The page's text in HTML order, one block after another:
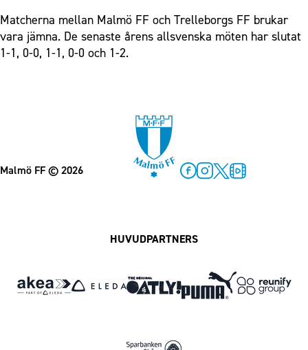
Matcherna mellan Malmö FF och Trelleborgs FF brukar
vara jämna. De senaste årens allsvenska möten har slutat
1-1, 0-0, 1-1, 0-0 och 1-2.
Malmö FF© 2026
HUVUDPARTNERS